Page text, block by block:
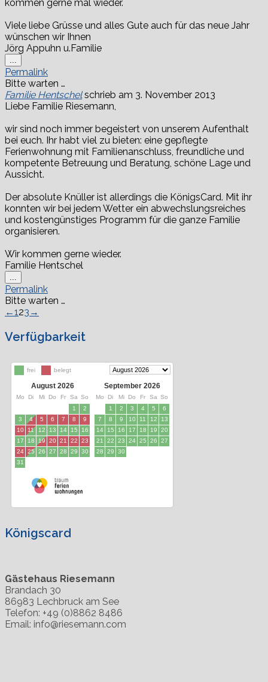
kommen gerne mal wieder.
Viele liebe Grüsse und alles Gute auch für das neue Jahr
wünschen wir Ihnen
Jörg Appuhn u.Familie
...
Metabox
ein-/ausblenden.
Permalink
Bitte warten …
Familie Hentschel schrieb am 3. November 2013
Liebe Familie Riesemann,
wir sind noch immer begeistert von unserem Aufenthalt
bei euch. Ihr habt viel zu bieten: eine gepflegte
Ferienwohnung mit Familienanschluss, freundliche und
kompetente Betreuung und Beratung, schöne Lage und
Aussicht.
Der absolute Knüller ist allerdings die KönigsCard. Mit ihr
konnten wir bei jedem Wetter ein abwechslungsreiches
und kostengünstiges Programm für die ganze Familie
organisieren.
Wir kommen gerne wieder.
Familie Hentschel
...
Metabox
ein-/ausblenden.
Permalink
Bitte warten …
Navigation
Gästebuchliste
←123 →
Verfügbarkeit
Königscard
Gästehaus Riesemann
Brandach 30
86983 Lechbruck am See
Telefon: +49 (0)8862 8486
Email: info@riesemann.com